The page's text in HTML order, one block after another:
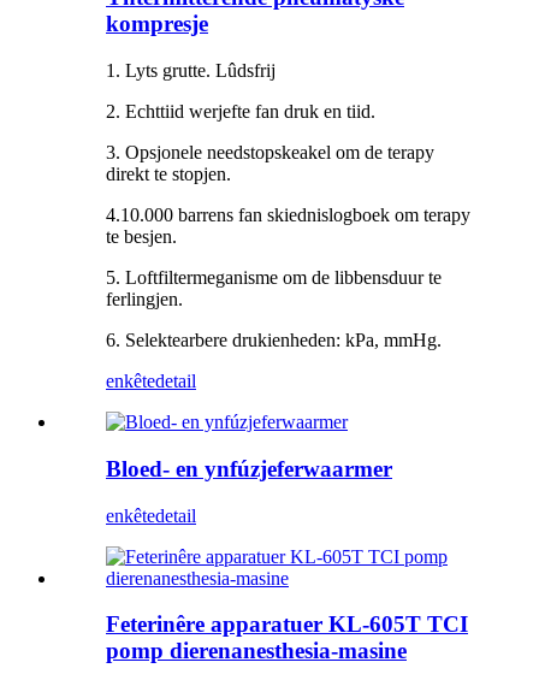
kompresje
1. Lyts grutte. Lûdsfrij
2. Echttiid werjefte fan druk en tiid.
3. Opsjonele needstopskeakel om de terapy
direkt te stopjen.
4.10.000 barrens fan skiednislogboek om terapy
te besjen.
5. Loftfiltermeganisme om de libbensduur te
ferlingjen.
6. Selektearbere drukienheden: kPa, mmHg.
enkêtedetail
Bloed- en ynfúzjeferwaarmer
enkêtedetail
Feterinêre apparatuer KL-605T TCI
pomp dierenanesthesia-masine